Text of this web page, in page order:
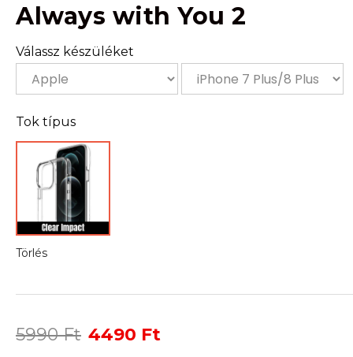
Always with You 2
Válassz készüléket
Tok típus
Törlés
5990Ft Original
4490 Ft